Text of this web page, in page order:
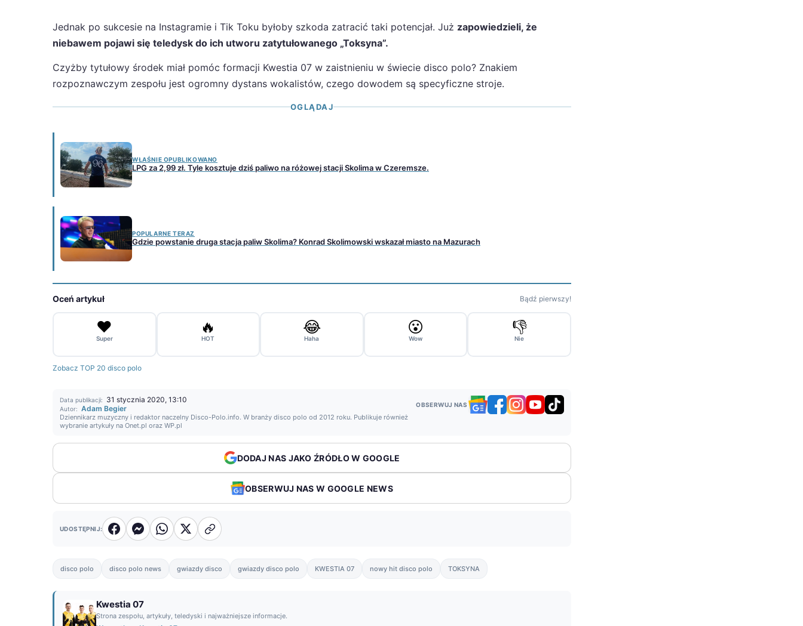
Jednak po sukcesie na Instagramie i Tik Toku byłoby szkoda zatracić taki potencjał. Już zapowiedzieli, że
niebawem pojawi się teledysk do ich utworu zatytułowanego „Toksyna”.
Czyżby tytułowy środek miał pomóc formacji Kwestia 07 w zaistnieniu w świecie disco polo? Znakiem
rozpoznawczym zespołu jest ogromny dystans wokalistów, czego dowodem są specyficzne stroje.
OGLĄDAJ
WŁAŚNIE OPUBLIKOWANO
LPG za 2,99 zł. Tyle kosztuje dziś paliwo na różowej stacji Skolima w Czeremsze.
POPULARNE TERAZ
Gdzie powstanie druga stacja paliw Skolima? Konrad Skolimowski wskazał miasto na Mazurach
Oceń artykuł Bądź pierwszy!
❤️
Super
🔥
HOT
😂
Haha
😮
Wow
👎
Nie
Zobacz TOP 20 disco polo
Data publikacji: 31 stycznia 2020, 13:10
Autor: Adam Begier
Dziennikarz muzyczny i redaktor naczelny Disco-Polo.info. W branży disco polo od 2012 roku. Publikuje również
wybranie artykuły na Onet.pl oraz WP.pl
OBSERWUJ NAS
DODAJ NAS JAKO ŹRÓDŁO W GOOGLE
OBSERWUJ NAS W GOOGLE NEWS
UDOSTĘPNIJ:
disco polo disco polo news gwiazdy disco gwiazdy disco polo KWESTIA 07 nowy hit disco polo TOKSYNA
Kwestia 07
Strona zespołu, artykuły, teledyski i najważniejsze informacje.